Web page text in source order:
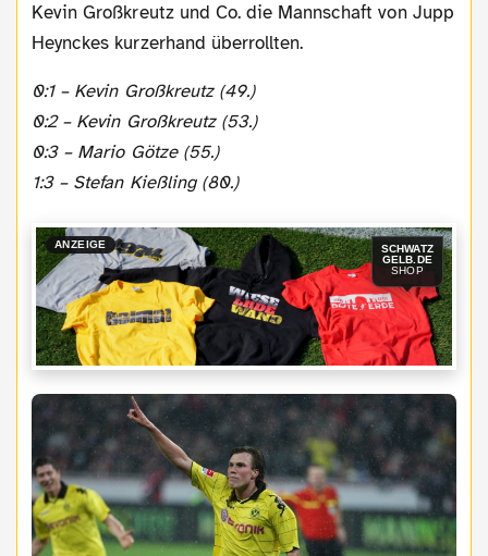
Kevin Großkreutz und Co. die Mannschaft von Jupp
Heynckes kurzerhand überrollten.
0:1 – Kevin Großkreutz (49.)
0:2 – Kevin Großkreutz (53.)
0:3 – Mario Götze (55.)
1:3 – Stefan Kießling (80.)
ANZEIGE
SCHWATZ
GELB.DE
SHOP